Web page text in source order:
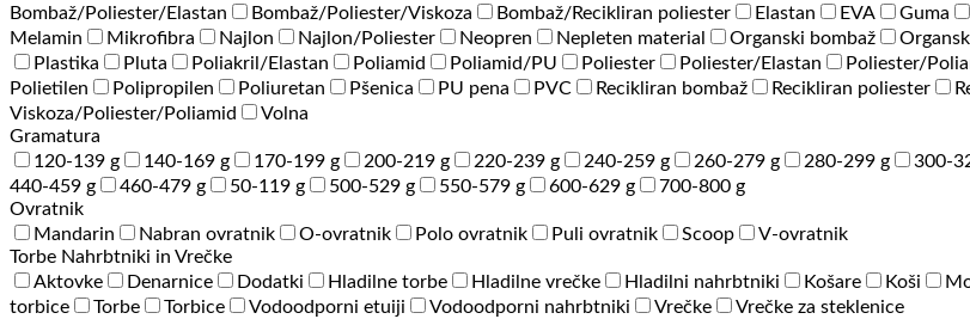
Bombaž/Poliester/Elastan
Bombaž/Poliester/Viskoza Bombaž/Recikliran poliester Elastan EVA Guma
Melamin
Mikrofibra Najlon Najlon/Poliester Neopren Nepleten material Organski bombaž
Plastika
Pluta Poliakril/Elastan Poliamid Poliamid/PU Poliester Poliester/Elastan Poliester/
Polietilen
Polipropilen Poliuretan Pšenica PU pena PVC Recikliran bombaž Recikliran poliester
Viskoza/Poliester/Poliamid
Volna
Gramatura
120-139 g
140-169 g 170-199 g 200-219 g 220-239 g 240-259 g 260-279 g 280-299 g 300-
440-459 g
460-479 g 50-119 g 500-529 g 550-579 g 600-629 g
700-800 g
Ovratnik
Mandarin
Nabran ovratnik O-ovratnik Polo ovratnik Puli ovratnik Scoop
V-ovratnik
Torbe Nahrbtniki in Vrečke
Aktovke
Denarnice Dodatki Hladilne torbe Hladilne vrečke Hladilni nahrbtniki Košare Koši
torbice
Torbe Torbice Vodoodporni etuiji Vodoodporni nahrbtniki Vrečke
Vrečke za steklenice